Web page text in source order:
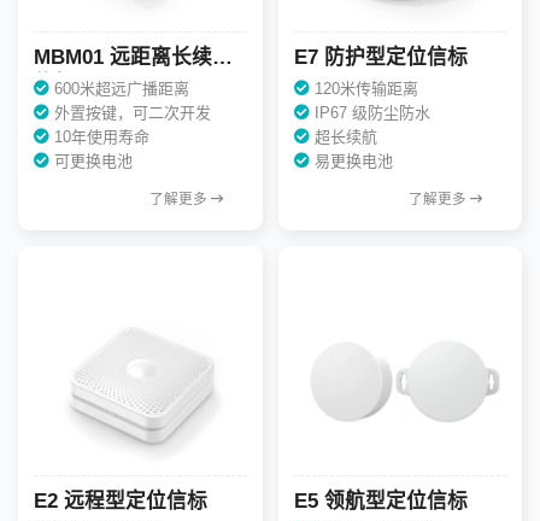
MBM01 远距离长续航
信标600米超远广播距离
外置按键，可二次开发
10年使用寿命
可更换电池
了解更多
E7 防护型定位信标
120米传输距离
IP67 级防尘防水
超长续航
易更换电池
了解更多
E2 远程型定位信标 E5 领航型定位信标